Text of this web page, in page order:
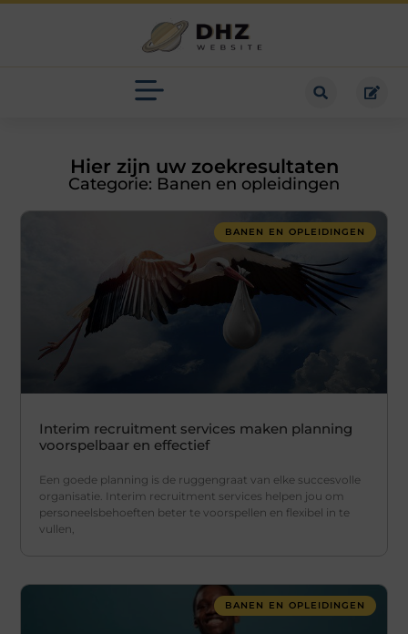
Hier zijn uw zoekresultaten
Categorie: Banen en opleidingen
BANEN EN OPLEIDINGEN
Interim recruitment services maken planning
voorspelbaar en effectief
Een goede planning is de ruggengraat van elke succesvolle
organisatie. Interim recruitment services helpen jou om
personeelsbehoeften beter te voorspellen en flexibel in te
vullen,
BANEN EN OPLEIDINGEN